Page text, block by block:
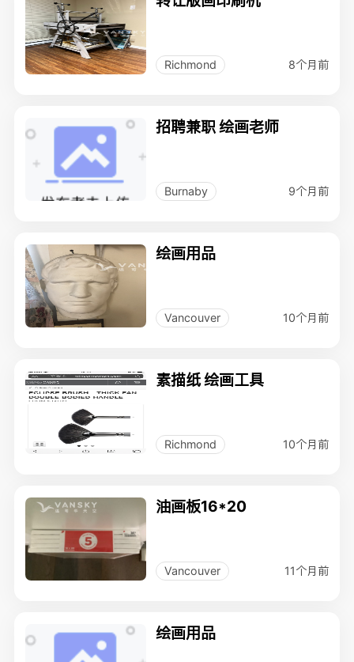
Richmond 8个月前
招聘兼职 绘画老师
Burnaby 9个月前
绘画用品
Vancouver 10个月前
素描纸 绘画工具
Richmond 10个月前
油画板16*20
Vancouver 11个月前
绘画用品